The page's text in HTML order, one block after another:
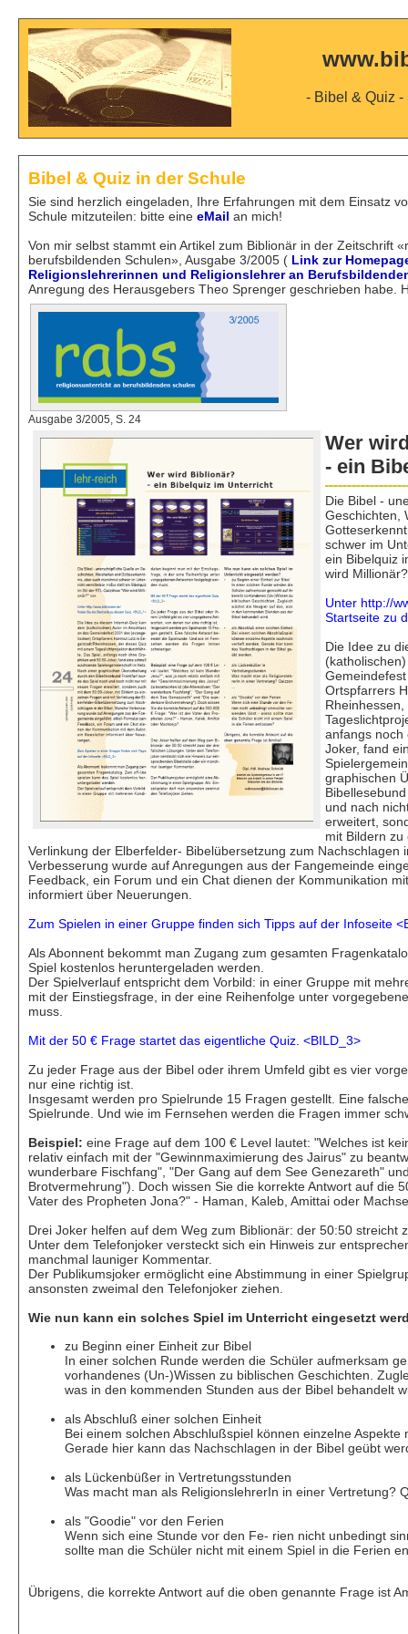
- Bibel & Quiz
Bibel & Quiz in der Schule
Sie sind herzlich eingeladen, Ihre Erfahrungen mit dem Einsatz
Schule mitzuteilen: bitte eine eMail an mich!
Von mir selbst stammt ein Artikel zum Biblionär in der Zeitschrift
berufsbildenden Schulen», Ausgabe 3/2005 ( Link zur
Religionslehrerinnen und Religionslehrer an
Anregung des Herausgebers Theo Sprenger geschrieben habe.
Ausgabe 3/2005, S. 24
Wer
- ein
Die Bibel -
Geschichten,
schwer im
ein Bibelquiz
wird
Unter http://
Startseite zu
Die Idee zu
Ortspfarrers
anfangs noch
Joker, fand
graphischen
und nach
erweitert,
mit Bildern
Verlinkung der Elberfelder- Bibelübersetzung zum Nachschlagen
Verbesserung wurde auf Anregungen aus der Fangemeinde
Feedback, ein Forum und ein Chat dienen der Kommunikation
informiert über Neuerungen.
Zum Spielen in einer Gruppe finden sich Tipps auf der Infoseite
Als Abonnent bekommt man Zugang zum gesamten
Spiel kostenlos heruntergeladen werden.
Der Spielverlauf entspricht dem Vorbild: in einer Gruppe mit
mit der Einstiegsfrage, in der eine Reihenfolge unter
muss.
Mit der 50 € Frage startet das eigentliche Quiz. <BILD_3>
Zu jeder Frage aus der Bibel oder ihrem Umfeld gibt es vier
nur eine richtig ist.
Insgesamt werden pro Spielrunde 15 Fragen gestellt. Eine
Spielrunde. Und wie im Fernsehen werden die Fragen immer
Beispiel: eine Frage auf dem 100 € Level lautet: "Welches ist
relativ einfach mit der "Gewinnmaximierung des Jairus" zu
wunderbare Fischfang", "Der Gang auf dem See Genezareth"
Brotvermehrung"). Doch wissen Sie die korrekte Antwort auf die
Vater des Propheten Jona?" - Haman, Kaleb, Amittai oder
Drei Joker helfen auf dem Weg zum Biblionär: der 50:50 streicht
Unter dem Telefonjoker versteckt sich ein Hinweis zur
manchmal launiger Kommentar.
Der Publikumsjoker ermöglicht eine Abstimmung in einer
ansonsten zweimal den Telefonjoker ziehen.
Wie nun kann ein solches Spiel im Unterricht eingesetzt
zu Beginn einer Einheit zur Bibel
In einer solchen Runde werden die Schüler aufmerksam
vorhandenes (Un-)Wissen zu biblischen Geschichten.
was in den kommenden Stunden aus der Bibel behandelt
als Abschluß einer solchen Einheit
Bei einem solchen Abschlußspiel können einzelne Aspekte
Gerade hier kann das Nachschlagen in der Bibel geübt
als Lückenbüßer in Vertretungsstunden
Was macht man als ReligionslehrerIn in einer Vertretung?
als "Goodie" vor den Ferien
Wenn sich eine Stunde vor den Fe- rien nicht unbedingt
sollte man die Schüler nicht mit einem Spiel in die Ferien
Übrigens, die korrekte Antwort auf die oben genannte Frage ist